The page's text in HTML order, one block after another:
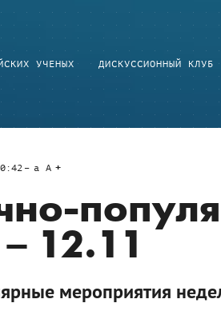
УЧЕНЫХ ДИСКУССИОННЫЙ КЛУБ
a A
12.11
мероприятия